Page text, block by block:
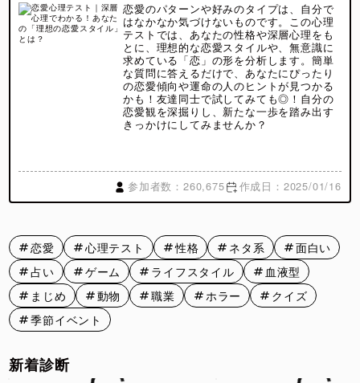
恋愛のパターンや好みのタイプは、自分で
はなかなか気づけないものです。この心理
テストでは、あなたの性格や深層心理をも
とに、理想的な恋愛スタイルや、無意識に
求めている「恋」の形を分析します。簡単
な質問に答えるだけで、あなたにぴったり
の恋愛傾向や運命の人のヒントが見つかる
かも！友達同士で試してみても◎！自分の
恋愛観を深掘りし、新たな一歩を踏み出す
きっかけにしてみませんか？
参加者数：260,675 作成日：2025/01/16
恋愛 心理テスト 性格 ネタ系
面白い
占い
ゲーム ライフスタイル
血液型
まじめ
動物 職業 ホラー
クイズ
季節イベント
新着診断